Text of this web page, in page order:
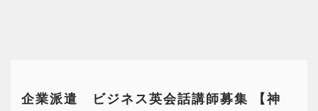
企業派遣 ビジネス英会話講師募集 【神